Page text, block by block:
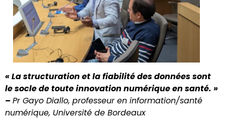
« La structuration et la fiabilité des données sont
le socle de toute innovation numérique en santé. »
–Pr Gayo Diallo, professeur en information/santé
numérique, Université de Bordeaux